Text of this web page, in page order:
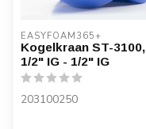
EASYFOAM365+
Kogelkraan ST-3100,
1/2" IG - 1/2" IG
203100250